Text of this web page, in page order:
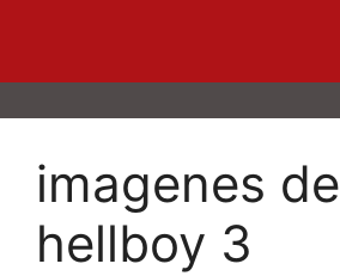
imagenes de
hellboy 3